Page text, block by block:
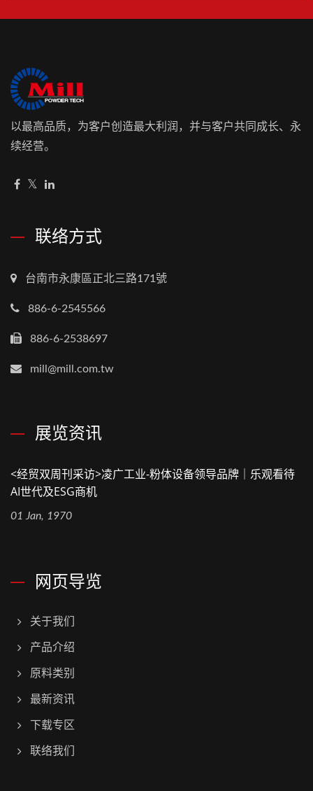
以最高品质，为客户创造最大利润，并与客户共同成长、永
续经营。
联络方式
台南市永康區正北三路171號
886-6-2545566
886-6-2538697
mill@mill.com.tw
展览资讯
<经贸双周刊采访>凌广工业-粉体设备领导品牌｜乐观看待
AI世代及ESG商机
01 Jan, 1970
网页导览
关于我们
产品介绍
原料类别
最新资讯
下载专区
联络我们